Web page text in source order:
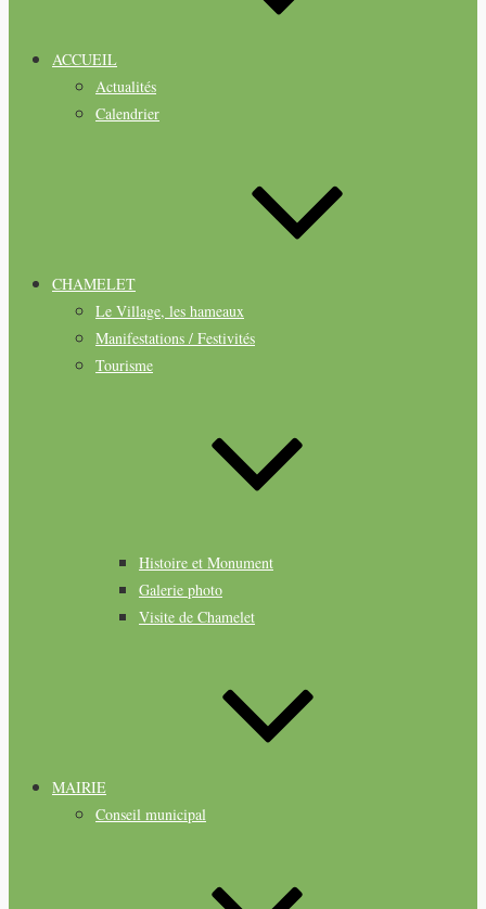
ACCUEIL
Actualités
Calendrier
CHAMELET
Le Village, les hameaux
Manifestations / Festivités
Tourisme
Histoire et Monument
Galerie photo
Visite de Chamelet
MAIRIE
Conseil municipal